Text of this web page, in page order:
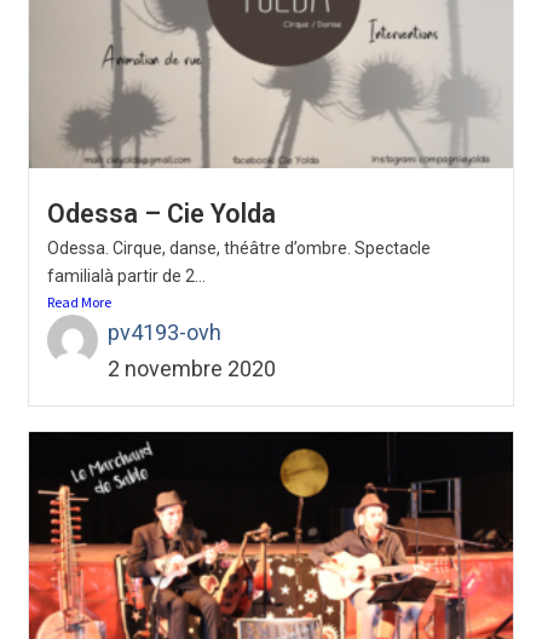
Odessa – Cie Yolda
Odessa. Cirque, danse, théâtre d’ombre. Spectacle
familialà partir de 2...
Read More
pv4193-ovh
2 novembre 2020